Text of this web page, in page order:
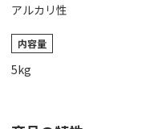
アルカリ性
内容量
5kg